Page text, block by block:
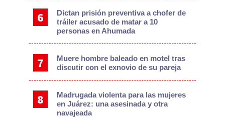
Dictan prisión preventiva a chofer de
tráiler acusado de matar a 10
personas en Ahumada
Muere hombre baleado en motel tras
discutir con el exnovio de su pareja
Madrugada violenta para las mujeres
en Juárez: una asesinada y otra
navajeada